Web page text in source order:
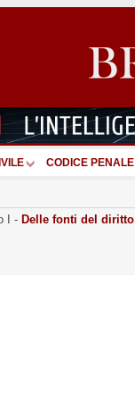
CODICE PENALE
I - Delle fonti del diritto